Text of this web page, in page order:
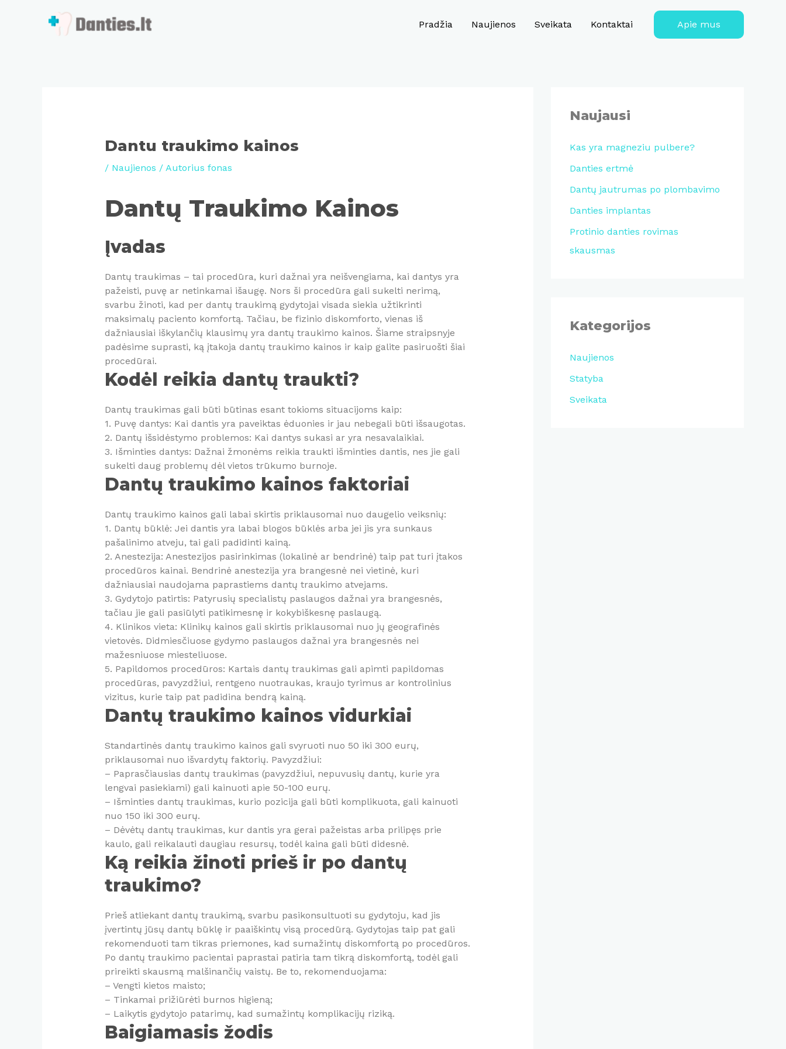
Pradžia Naujienos Sveikata Kontaktai Apie mus
Dantu traukimo kainos
/ Naujienos / Autorius fonas
Dantų Traukimo Kainos
Įvadas
Dantų traukimas – tai procedūra, kuri dažnai yra neišvengiama, kai dantys yra
pažeisti, puvę ar netinkamai išaugę. Nors ši procedūra gali sukelti nerimą,
svarbu žinoti, kad per dantų traukimą gydytojai visada siekia užtikrinti
maksimalų paciento komfortą. Tačiau, be fizinio diskomforto, vienas iš
dažniausiai iškylančių klausimų yra dantų traukimo kainos. Šiame straipsnyje
padėsime suprasti, ką įtakoja dantų traukimo kainos ir kaip galite pasiruošti šiai
procedūrai.
Kodėl reikia dantų traukti?
Dantų traukimas gali būti būtinas esant tokioms situacijoms kaip:
1. Puvę dantys: Kai dantis yra paveiktas ėduonies ir jau nebegali būti išsaugotas.
2. Dantų išsidėstymo problemos: Kai dantys sukasi ar yra nesavalaikiai.
3. Išminties dantys: Dažnai žmonėms reikia traukti išminties dantis, nes jie gali
sukelti daug problemų dėl vietos trūkumo burnoje.
Dantų traukimo kainos faktoriai
Dantų traukimo kainos gali labai skirtis priklausomai nuo daugelio veiksnių:
1. Dantų būklė: Jei dantis yra labai blogos būklės arba jei jis yra sunkaus
pašalinimo atveju, tai gali padidinti kainą.
2. Anestezija: Anestezijos pasirinkimas (lokalinė ar bendrinė) taip pat turi įtakos
procedūros kainai. Bendrinė anestezija yra brangesnė nei vietinė, kuri
dažniausiai naudojama paprastiems dantų traukimo atvejams.
3. Gydytojo patirtis: Patyrusių specialistų paslaugos dažnai yra brangesnės,
tačiau jie gali pasiūlyti patikimesnę ir kokybiškesnę paslaugą.
4. Klinikos vieta: Klinikų kainos gali skirtis priklausomai nuo jų geografinės
vietovės. Didmiesčiuose gydymo paslaugos dažnai yra brangesnės nei
mažesniuose miesteliuose.
5. Papildomos procedūros: Kartais dantų traukimas gali apimti papildomas
procedūras, pavyzdžiui, rentgeno nuotraukas, kraujo tyrimus ar kontrolinius
vizitus, kurie taip pat padidina bendrą kainą.
Dantų traukimo kainos vidurkiai
Standartinės dantų traukimo kainos gali svyruoti nuo 50 iki 300 eurų,
priklausomai nuo išvardytų faktorių. Pavyzdžiui:
– Paprasčiausias dantų traukimas (pavyzdžiui, nepuvusių dantų, kurie yra
lengvai pasiekiami) gali kainuoti apie 50-100 eurų.
– Išminties dantų traukimas, kurio pozicija gali būti komplikuota, gali kainuoti
nuo 150 iki 300 eurų.
– Dėvėtų dantų traukimas, kur dantis yra gerai pažeistas arba prilipęs prie
kaulo, gali reikalauti daugiau resursų, todėl kaina gali būti didesnė.
Ką reikia žinoti prieš ir po dantų
traukimo?
Prieš atliekant dantų traukimą, svarbu pasikonsultuoti su gydytoju, kad jis
įvertintų jūsų dantų būklę ir paaiškintų visą procedūrą. Gydytojas taip pat gali
rekomenduoti tam tikras priemones, kad sumažintų diskomfortą po procedūros.
Po dantų traukimo pacientai paprastai patiria tam tikrą diskomfortą, todėl gali
prireikti skausmą malšinančių vaistų. Be to, rekomenduojama:
– Vengti kietos maisto;
– Tinkamai prižiūrėti burnos higieną;
– Laikytis gydytojo patarimų, kad sumažintų komplikacijų riziką.
Baigiamasis žodis
Naujausi
Kas yra magneziu pulbere?
Danties ertmė
Dantų jautrumas po plombavimo
Danties implantas
Protinio danties rovimas
skausmas
Kategorijos
Naujienos
Statyba
Sveikata